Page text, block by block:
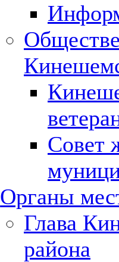
Совет
Органы
Глава
района